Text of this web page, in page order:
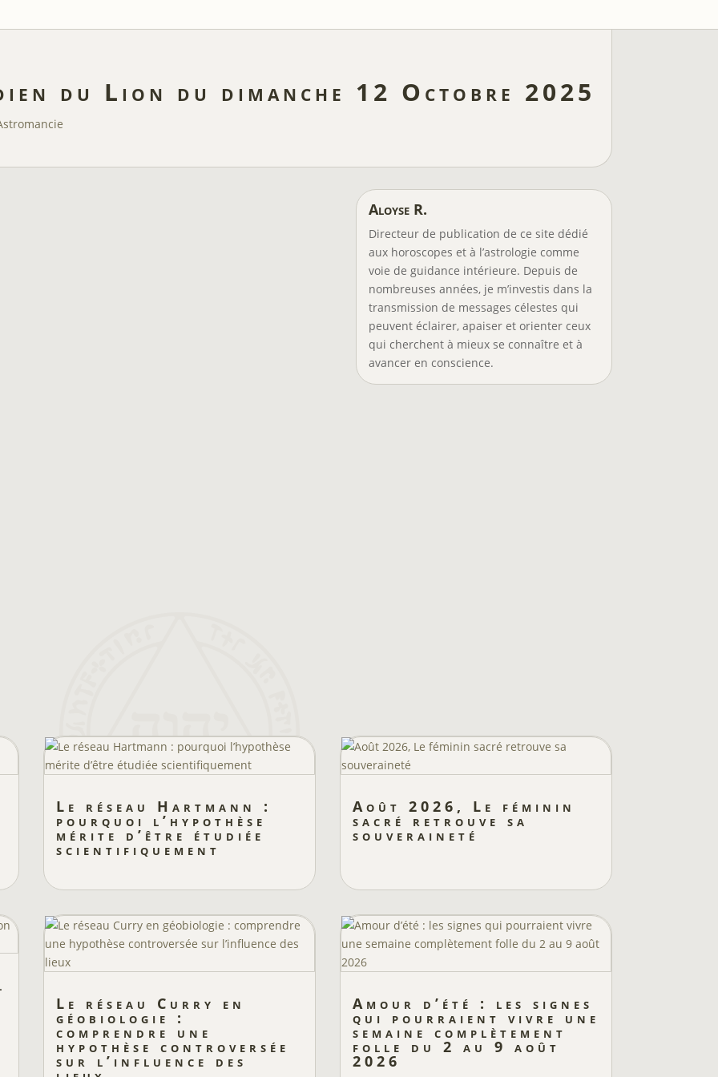
du Lion du dimanche 12 Octobre 2025
Aloyse R.
Directeur de publication de ce site dédié
aux horoscopes et à l’astrologie comme
voie de guidance intérieure. Depuis de
nombreuses années, je m’investis dans la
transmission de messages célestes qui
peuvent éclairer, apaiser et orienter ceux
qui cherchent à mieux se connaître et à
avancer en conscience.
Le réseau Hartmann :
pourquoi l’hypothèse
mérite d’être étudiée
scientifiquement
Août 2026, Le féminin
sacré retrouve sa
souveraineté
Le réseau Curry en
géobiologie :
comprendre une
hypothèse controversée
sur l’influence des
Amour d’été : les signes
qui pourraient vivre une
semaine complètement
folle du 2 au 9 août
2026